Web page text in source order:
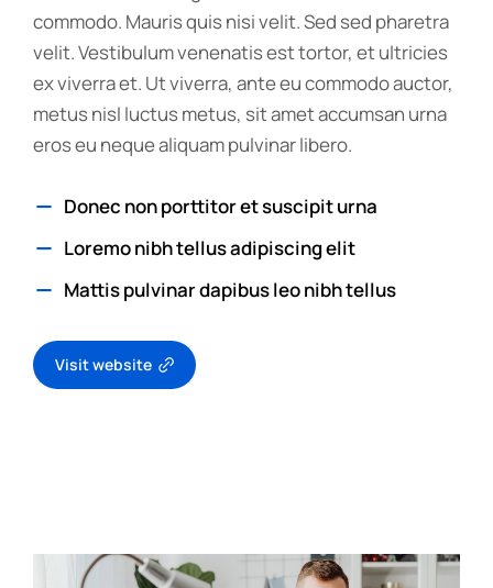
commodo. Mauris quis nisi velit. Sed sed pharetra
velit. Vestibulum venenatis est tortor, et ultricies
ex viverra et. Ut viverra, ante eu commodo auctor,
metus nisl luctus metus, sit amet accumsan urna
eros eu neque aliquam pulvinar libero.
Donec non porttitor et suscipit urna
Loremo nibh tellus adipiscing elit
Mattis pulvinar dapibus leo nibh tellus
Visit website